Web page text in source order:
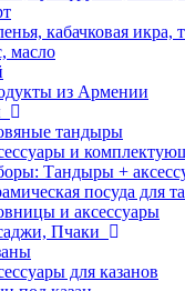
кабачковая икра,
масло
из Армении
тандыры
и
Тандыры +
посуда для
и аксессуары
Пчаки
для казанов